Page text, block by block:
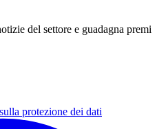
del settore e guadagna premi
protezione dei dati